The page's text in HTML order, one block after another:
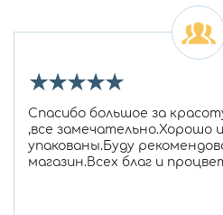
★★★★★
Спасибо большое за
,все замечательно.Хорошо
упакованы.Буду
магазин.Всех благ и